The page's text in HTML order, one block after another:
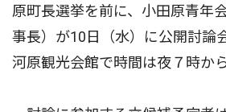
原町長選挙を前に、小田原青年
事長）が10日（水）に公開討論
河原観光会館で時間は夜７時か